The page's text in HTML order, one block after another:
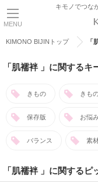
KIMONO BIJINトップ 「
「肌襦袢 」に関するキ
きもの きも
保存版 お悩
バランス 素
「肌襦袢 」に関するピ
MENU
キモノでつな